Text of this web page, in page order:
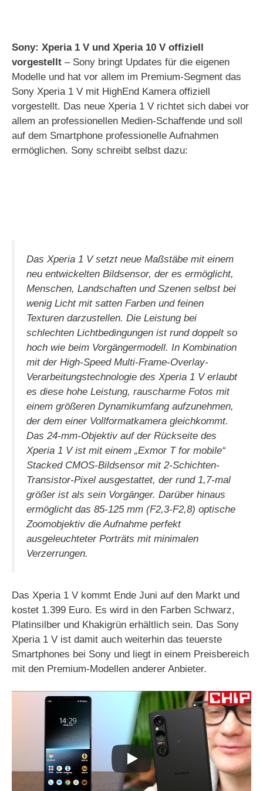
V
i
d
Sony: Xperia 1 V und Xperia 10 V offiziell
vorgestellt – Sony bringt Updates für die eigenen
Modelle und hat vor allem im Premium-Segment das
Sony Xperia 1 V mit HighEnd Kamera offiziell
vorgestellt. Das neue Xperia 1 V richtet sich dabei vor
allem an professionellen Medien-Schaffende und soll
auf dem Smartphone professionelle Aufnahmen
ermöglichen. Sony schreibt selbst dazu:
Das Xperia 1 V setzt neue Maßstäbe mit einem
neu entwickelten Bildsensor, der es ermöglicht,
Menschen, Landschaften und Szenen selbst bei
wenig Licht mit satten Farben und feinen
Texturen darzustellen. Die Leistung bei
schlechten Lichtbedingungen ist rund doppelt so
hoch wie beim Vorgängermodell. In Kombination
mit der High-Speed Multi-Frame-Overlay-
Verarbeitungstechnologie des Xperia 1 V erlaubt
es diese hohe Leistung, rauscharme Fotos mit
einem größeren Dynamikumfang aufzunehmen,
der dem einer Vollformatkamera gleichkommt.
Das 24-mm-Objektiv auf der Rückseite des
Xperia 1 V ist mit einem „Exmor T for mobile“
Stacked CMOS-Bildsensor mit 2-Schichten-
Transistor-Pixel ausgestattet, der rund 1,7-mal
größer ist als sein Vorgänger. Darüber hinaus
ermöglicht das 85-125 mm (F2,3-F2,8) optische
Zoomobjektiv die Aufnahme perfekt
ausgeleuchteter Porträts mit minimalen
Verzerrungen.
Das Xperia 1 V kommt Ende Juni auf den Markt und
kostet 1.399 Euro. Es wird in den Farben Schwarz,
Platinsilber und Khakigrün erhältlich sein. Das Sony
Xperia 1 V ist damit auch weiterhin das teuerste
Smartphones bei Sony und liegt in einem Preisbereich
mit den Premium-Modellen anderer Anbieter.